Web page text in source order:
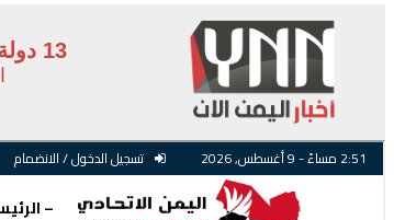
13 دولة مشاركة في مونديال 2026 ترفض تصريحات رئيس اليويفا وتؤكد: كل مباراة في كأس العالم مهمة